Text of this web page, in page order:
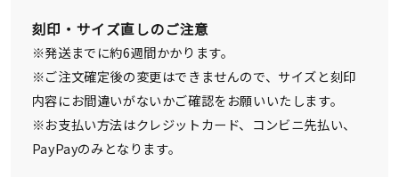
送
¥90,200 (tax
in)
刻印・サイズ直しのご注意
※発送までに約6週間かかります。
※ご注文確定後の変更はできませんので、サイズと刻印
内容にお間違いがないかご確認をお願いいたします。
※お支払い方法はクレジットカード、コンビニ先払い、
PayPayのみとなります。